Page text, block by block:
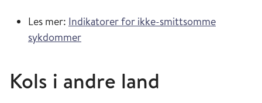
Les mer: Indikatorer for ikke-smittsomme
sykdommer
Kols i andre land